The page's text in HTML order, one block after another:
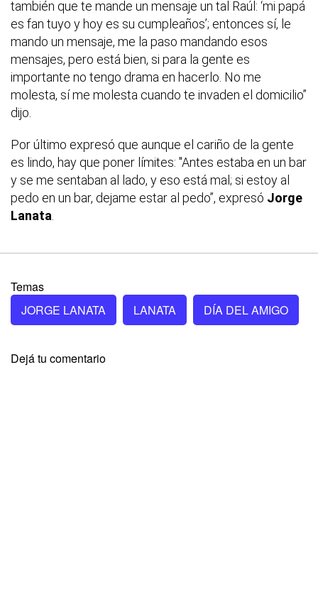
también que te mande un mensaje un tal Raúl: ‘mi papá
es fan tuyo y hoy es su cumpleaños’; entonces sí, le
mando un mensaje, me la paso mandando esos
mensajes, pero está bien, si para la gente es
importante no tengo drama en hacerlo. No me
molesta, sí me molesta cuando te invaden el domicilio”
dijo.
Por último expresó que aunque el cariño de la gente
es lindo, hay que poner límites: "Antes estaba en un bar
y se me sentaban al lado, y eso está mal; si estoy al
pedo en un bar, dejame estar al pedo”, expresó Jorge
Lanata.
Temas
JORGE LANATA
LANATA DÍA DEL AMIGO
Dejá tu comentario